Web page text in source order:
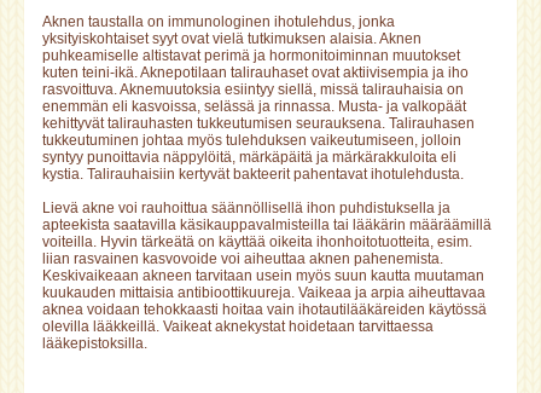
Aknen taustalla on immunologinen ihotulehdus, jonka
yksityiskohtaiset syyt ovat vielä tutkimuksen alaisia. Aknen
puhkeamiselle altistavat perimä ja hormonitoiminnan muutokset
kuten teini-ikä. Aknepotilaan talirauhaset ovat aktiivisempia ja iho
rasvoittuva. Aknemuutoksia esiintyy siellä, missä talirauhaisia on
enemmän eli kasvoissa, selässä ja rinnassa. Musta- ja valkopäät
kehittyvät talirauhasten tukkeutumisen seurauksena. Talirauhasen
tukkeutuminen johtaa myös tulehduksen vaikeutumiseen, jolloin
syntyy punoittavia näppylöitä, märkäpäitä ja märkärakkuloita eli
kystia. Talirauhaisiin kertyvät bakteerit pahentavat ihotulehdusta.
Lievä akne voi rauhoittua säännöllisellä ihon puhdistuksella ja
apteekista saatavilla käsikauppavalmisteilla tai lääkärin määräämillä
voiteilla. Hyvin tärkeätä on käyttää oikeita ihonhoitotuotteita, esim.
liian rasvainen kasvovoide voi aiheuttaa aknen pahenemista.
Keskivaikeaan akneen tarvitaan usein myös suun kautta muutaman
kuukauden mittaisia antibioottikuureja. Vaikeaa ja arpia aiheuttavaa
aknea voidaan tehokkaasti hoitaa vain ihotautilääkäreiden käytössä
olevilla lääkkeillä. Vaikeat aknekystat hoidetaan tarvittaessa
lääkepistoksilla.